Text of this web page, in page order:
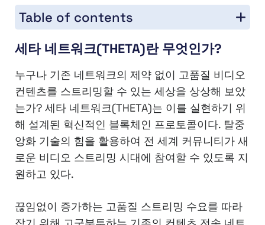
Table of contents
세타 네트워크(THETA)란 무엇인가?
누구나 기존 네트워크의 제약 없이 고품질 비디오
컨텐츠를 스트리밍할 수 있는 세상을 상상해 보았
는가? 세타 네트워크(THETA)는 이를 실현하기 위
해 설계된 혁신적인 블록체인 프로토콜이다. 탈중
앙화 기술의 힘을 활용하여 전 세계 커뮤니티가 새
로운 비디오 스트리밍 시대에 참여할 수 있도록 지
원하고 있다.
끊임없이 증가하는 고품질 스트리밍 수요를 따라